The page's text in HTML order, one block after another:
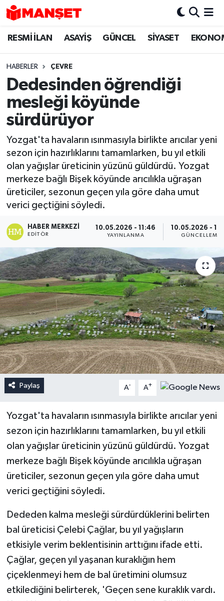
RESMİ İLAN ASAYİŞ GÜNCEL SİYASET
HABERLER ÇEVRE
Dedesinden öğrendiği
mesleği köyünde
sürdürüyor
Yozgat'ta havaların ısınmasıyla birlikte arıcılar yeni
sezon için hazırlıklarını tamamlarken, bu yıl etkili
olan yağışlar üreticinin yüzünü güldürdü. Yozgat
merkeze bağlı Bişek köyünde arıcılıkla uğraşan
üreticiler, sezonun geçen yıla göre daha umut
verici geçtiğini söyledi.
HABER MERKEZI
EDITÖR
10.05.2026 - 11:46
YAYINLANMA
10.05.2026 -
GÜNCELLEME
Paylaş A- A+
Yozgat'ta havaların ısınmasıyla birlikte arıcılar yeni
sezon için hazırlıklarını tamamlarken, bu yıl etkili
olan yağışlar üreticinin yüzünü güldürdü. Yozgat
merkeze bağlı Bişek köyünde arıcılıkla uğraşan
üreticiler, sezonun geçen yıla göre daha umut
verici geçtiğini söyledi.
Dededen kalma mesleği sürdürdüklerini belirten
bal üreticisi Çelebi Çağlar, bu yıl yağışların
etkisiyle verim beklentisinin arttığını ifade etti.
Çağlar, geçen yıl yaşanan kuraklığın hem
çiçeklenmeyi hem de bal üretimini olumsuz
etkilediğini belirterek, 'Geçen sene kuraklık vardı.
Hava Durumu
Trafik Durumu
Süper Lig Puan Durumu ve Fikstür
Tüm Manşetler
Son Dakika Haberleri
Haber Arşivi